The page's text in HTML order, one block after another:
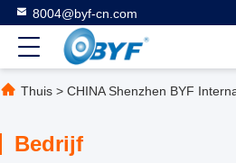
8004@byf-cn.com
Thuis > CHINA Shenzhen BYF
Bedrijf